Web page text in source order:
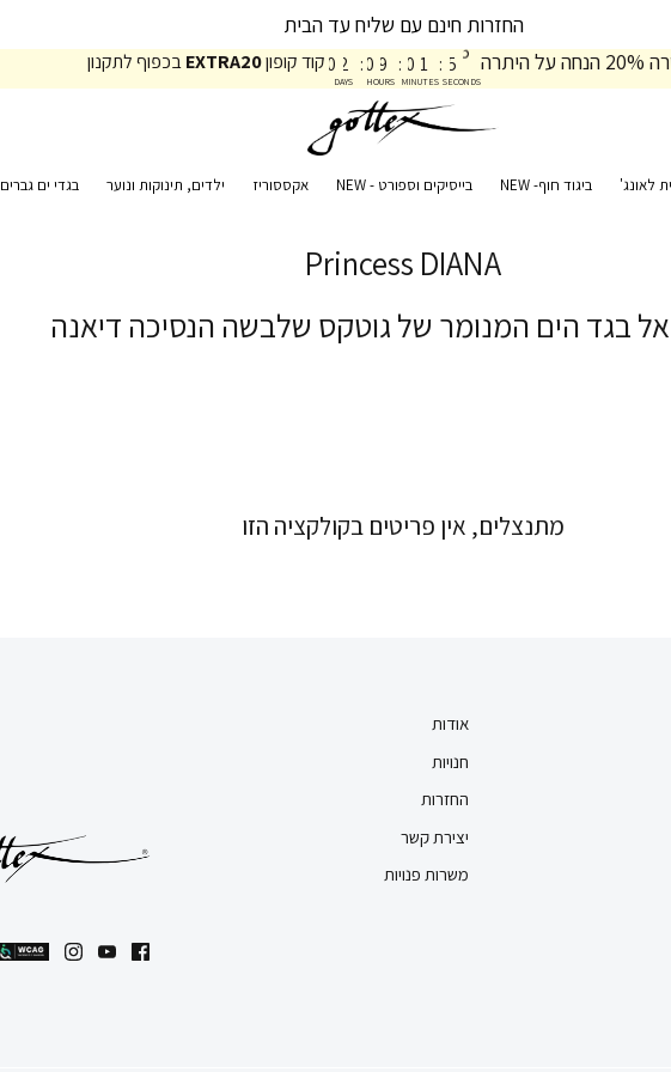
החזרות חינם עם שליח עד הבית
היתרה
2
0
DAYS
: 9
0
HOURS
:
1
1
0
MINUTES
: 5
6
5
5
SECONDS
קוד קופוןEXTRA20בכפוף לתקנון
לאונג' ביגוד חוף- NEW בייסיקים וספורט - NEW אקססוריז ילדים, תינוקות ונוער בגדי ים גברים
Princess DIANA
בגד הים המנומר של גוטקס שלבשה הנסיכה דיאנה
מתנצלים, אין פריטים בקולקציה הזו
אודות
חנויות
החזרות
יצירת קשר
משרות פנויות